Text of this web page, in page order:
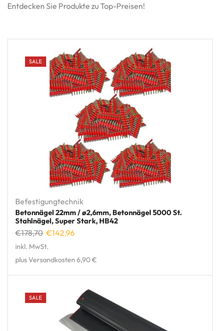
Entdecken Sie Produkte zu Top-Preisen!
SALE
Befestigungtechnik
Betonnägel 22mm / ø2,6mm, Betonnägel 5000 St.
Stahlnägel, Super Stark, HB42
€178,70 €142,96
inkl. MwSt.
plus Versandkosten 6,90 €
SALE